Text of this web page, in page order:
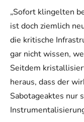
„Sofort klingelten
ist doch ziemlich
die kritische
gar nicht wissen,
Seitdem
heraus, dass der
Sabotageaktes nur